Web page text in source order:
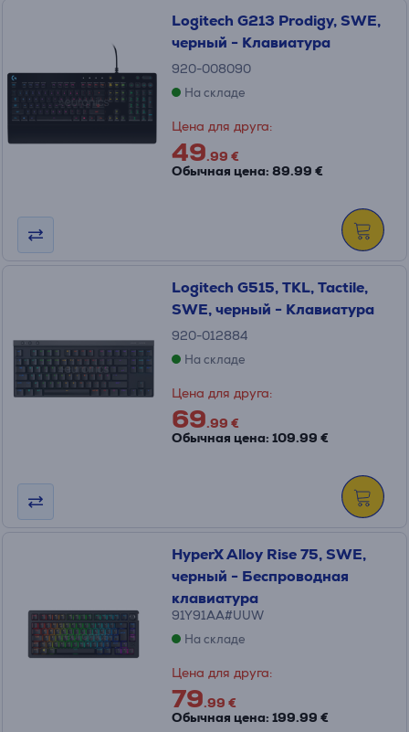
Logitech G213 Prodigy, SWE,
черный - Клавиатура
920-008090
На складе
Цена для друга:
49.99 €
Обычная цена: 89.99 €
Logitech G515, TKL, Tactile,
SWE, черный - Клавиатура
920-012884
На складе
Цена для друга:
69.99 €
Обычная цена: 109.99 €
HyperX Alloy Rise 75, SWE,
черный - Беспроводная
клавиатура
91Y91AA#UUW
На складе
Цена для друга:
79.99 €
Обычная цена: 199.99 €